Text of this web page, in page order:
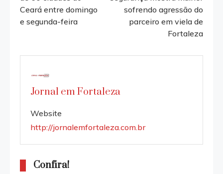
articles
Ceará entre domingo
e segunda-feira
sofrendo agressão do
parceiro em viela de
Fortaleza
Jornal em Fortaleza
Website
http://jornalemfortaleza.com.br
Confira!